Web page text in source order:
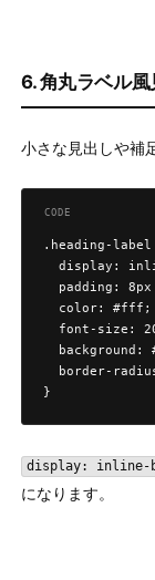
6. 角丸ラベル風
小さな見出しや補
.heading-
display:
padding: 8px
  color: #fff;
font-size:
background:
border-
}
display: inline-
になります。